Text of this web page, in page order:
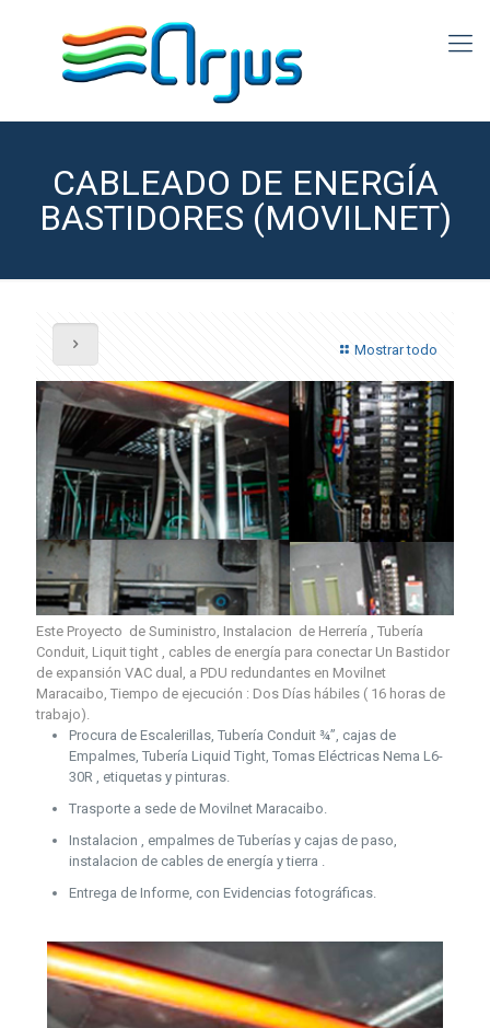
CABLEADO DE ENERGÍA
BASTIDORES (MOVILNET)
Mostrar todo
Este Proyecto de Suministro, Instalacion de Herrería , Tubería
Conduit, Liquit tight , cables de energía para conectar Un Bastidor
de expansión VAC dual, a PDU redundantes en Movilnet
Maracaibo, Tiempo de ejecución : Dos Días hábiles ( 16 horas de
trabajo).
Procura de Escalerillas, Tubería Conduit ¾”, cajas de
Empalmes, Tubería Liquid Tight, Tomas Eléctricas Nema L6-
30R , etiquetas y pinturas.
Trasporte a sede de Movilnet Maracaibo.
Instalacion , empalmes de Tuberías y cajas de paso,
instalacion de cables de energía y tierra .
Entrega de Informe, con Evidencias fotográficas.